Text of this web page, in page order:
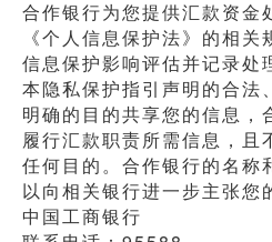
合作银行为您提供汇款资金
《个人信息保护法》的相
信息保护影响评估并记录处
本隐私保护指引声明的合法
明确的目的共享您的信息，
履行汇款职责所需信息，且
任何目的。合作银行的名称
以向相关银行进一步主张您
中国工商银行